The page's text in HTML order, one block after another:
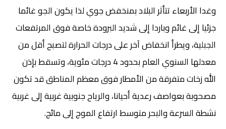
وغدا الأربعاء تتأثر البلاد بمنخفض جوي لذا يكون الجو غائما
جزئيا إلى غائم وباردا إلى شديد البرودة خاصة فوق المرتفعات
الجبلية، ويطرأ انخفاض آخر على درجات الحرارة لتصبح أقل من
معدلها السنوي العام بحدود 4 درجات مئوية، وتسقط بإذن
الله زخات متفرقة من الأمطار فوق معظم المناطق قد تكون
مصحوبة بعواصف رعدية أحيانا، والرياح جنوبية غربية إلى غربية
نشطة السرعة والبحر متوسط ارتفاع الموج إلى مائج.